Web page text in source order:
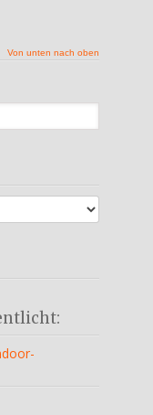
Von unten nach oben